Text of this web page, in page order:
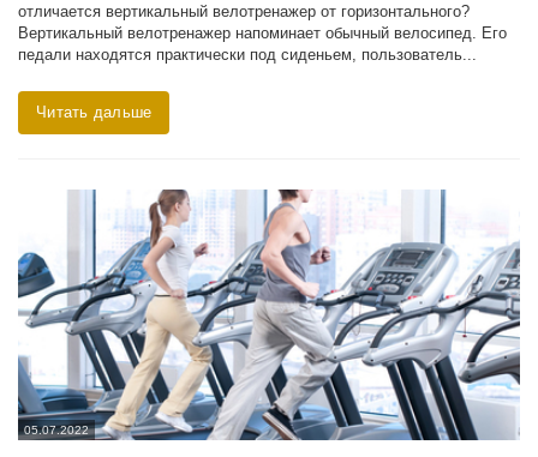
отличается вертикальный велотренажер от горизонтального?
Вертикальный велотренажер напоминает обычный велосипед. Его
педали находятся практически под сиденьем, пользователь...
Читать дальше
05.07.2022